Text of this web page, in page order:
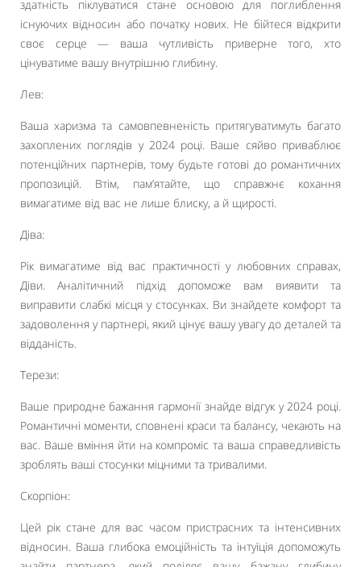
здатність піклуватися стане основою для поглиблення
існуючих відносин або початку нових. Не бійтеся відкрити
своє серце — ваша чутливість приверне того, хто
цінуватиме вашу внутрішню глибину.
Лев:
Ваша харизма та самовпевненість притягуватимуть багато
захоплених поглядів у 2024 році. Ваше сяйво приваблює
потенційних партнерів, тому будьте готові до романтичних
пропозицій. Втім, пам’ятайте, що справжнє кохання
вимагатиме від вас не лише блиску, а й щирості.
Діва:
Рік вимагатиме від вас практичності у любовних справах,
Діви. Аналітичний підхід допоможе вам виявити та
виправити слабкі місця у стосунках. Ви знайдете комфорт та
задоволення у партнері, який цінує вашу увагу до деталей та
відданість.
Терези:
Ваше природне бажання гармонії знайде відгук у 2024 році.
Романтичні моменти, сповнені краси та балансу, чекають на
вас. Ваше вміння йти на компроміс та ваша справедливість
зроблять ваші стосунки міцними та тривалими.
Скорпіон:
Цей рік стане для вас часом пристрасних та інтенсивних
відносин. Ваша глибока емоційність та інтуїція допоможуть